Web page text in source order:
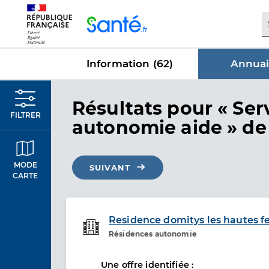
Information (62)
FILTRER
MODE
CARTE
Résultats dans
pour «
autonomie aide » de
SUIVANT
Residence domitys les hautes
Résidences autonomie
Etablissement de soins
Une offre identifiée :
Panneau de gestion des cookies